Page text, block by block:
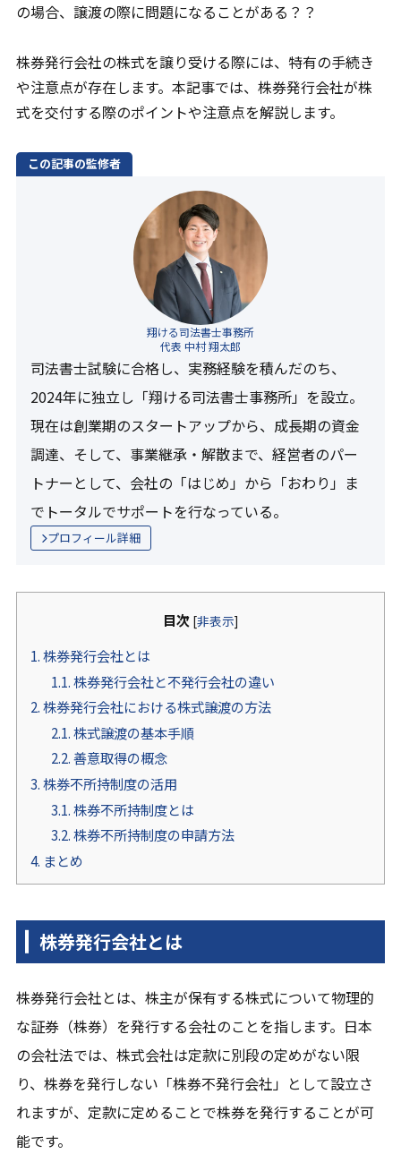
の場合、譲渡の際に問題になることがある？？
株券発行会社の株式を譲り受ける際には、特有の手続き
や注意点が存在します。本記事では、株券発行会社が株
式を交付する際のポイントや注意点を解説します。
この記事の監修者
翔ける司法書士事務所
代表 中村 翔太郎
司法書士試験に合格し、実務経験を積んだのち、
2024年に独立し「翔ける司法書士事務所」を設立。
現在は創業期のスタートアップから、成長期の資金
調達、そして、事業継承・解散まで、経営者のパー
トナーとして、会社の「はじめ」から「おわり」ま
でトータルでサポートを行なっている。
プロフィール詳細
目次 [非表示]
1.株券発行会社とは
1.1.株券発行会社と不発行会社の違い
2.株券発行会社における株式譲渡の方法
2.1.株式譲渡の基本手順
2.2.善意取得の概念
3.株券不所持制度の活用
3.1.株券不所持制度とは
3.2.株券不所持制度の申請方法
4. まとめ
株券発行会社とは
株券発行会社とは、株主が保有する株式について物理的
な証券（株券）を発行する会社のことを指します。日本
の会社法では、株式会社は定款に別段の定めがない限
り、株券を発行しない「株券不発行会社」として設立さ
れますが、定款に定めることで株券を発行することが可
能です。